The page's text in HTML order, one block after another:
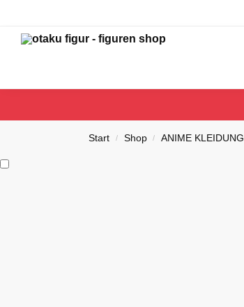
Start / Shop / ANIME KLEIDUNG